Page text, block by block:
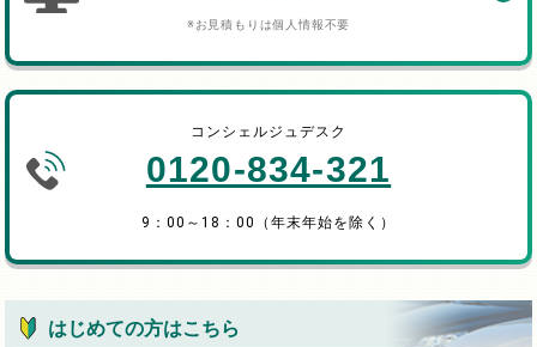
※お見積もりは個人情報不要
コンシェルジュデスク
0120-834-321
9：00～18：00（年末年始を除く）
はじめての方はこちら